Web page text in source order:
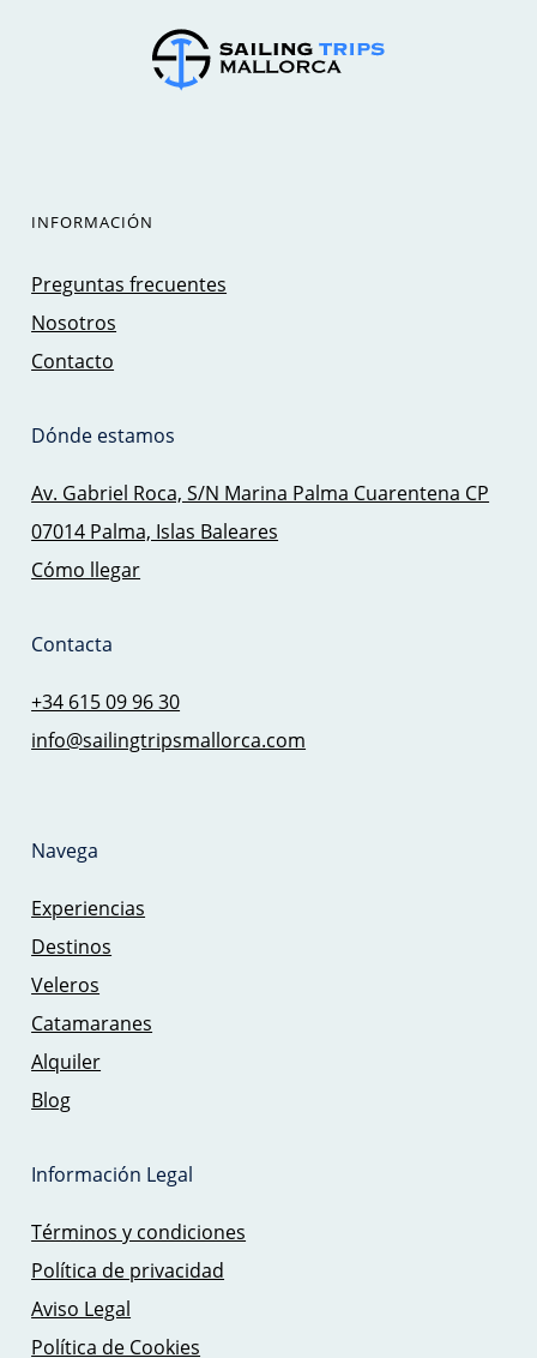
INFORMACIÓN
Preguntas frecuentes
Nosotros
Contacto
Dónde estamos
Av. Gabriel Roca, S/N Marina Palma Cuarentena CP
07014 Palma, Islas Baleares
Cómo llegar
Contacta
+34 615 09 96 30
info@sailingtripsmallorca.com
Navega
Experiencias
Destinos
Veleros
Catamaranes
Alquiler
Blog
Información Legal
Términos y condiciones
Política de privacidad
Aviso Legal
Política de Cookies